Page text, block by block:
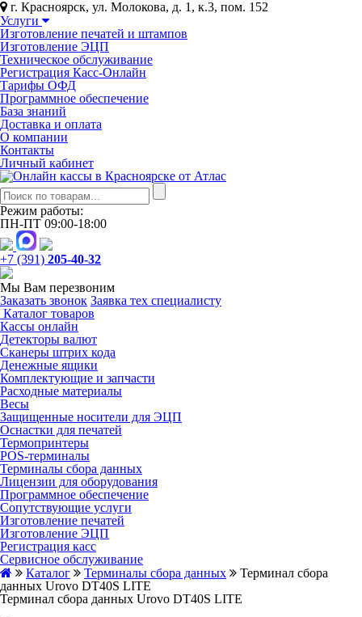
г. Красноярск, ул. Молокова, д. 1, к.3, пом. 152
Услуги
Изготовление печатей и штампов
Изготовление ЭЦП
Техническое обслуживание
Регистрация Касс-Онлайн
Тарифы ОФД
Программное обеспечение
База знаний
Доставка и оплата
О компании
Контакты
Личный кабинет
Режим работы:
ПН-ПТ 09:00-18:00
+7 (391) 205-40-32
Мы Вам перезвоним
Заказать звонок Заявка тех специалисту
Каталог товаров
Кассы онлайн
Детекторы валют
Сканеры штрих кода
Денежные ящики
Комплектующие и запчасти
Расходные материалы
Весы
Защищенные носители для ЭЦП
Оснастки для печатей
Термопринтеры
POS-терминалы
Терминалы сбора данных
Лицензии для оборудования
Программное обеспечение
Сопутствующие услуги
Изготовление печатей
Изготовление ЭЦП
Регистрация касс
Сервисное обслуживание
Каталог
Терминалы сбора данных
Терминал сбора
данных Urovo DT40S LITE
Терминал сбора данных Urovo DT40S LITE